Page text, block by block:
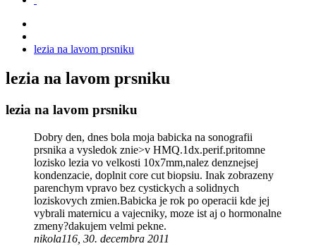
lezia na lavom prsniku
lezia na lavom prsniku
lezia na lavom prsniku
Dobry den, dnes bola moja babicka na sonografii
prsnika a vysledok znie>v HMQ.1dx.perif.pritomne
lozisko lezia vo velkosti 10x7mm,nalez denznejsej
kondenzacie, doplnit core cut biopsiu. Inak zobrazeny
parenchym vpravo bez cystickych a solidnych
loziskovych zmien.Babicka je rok po operacii kde jej
vybrali maternicu a vajecniky, moze ist aj o hormonalne
zmeny?dakujem velmi pekne.
nikola116, 30. decembra 2011